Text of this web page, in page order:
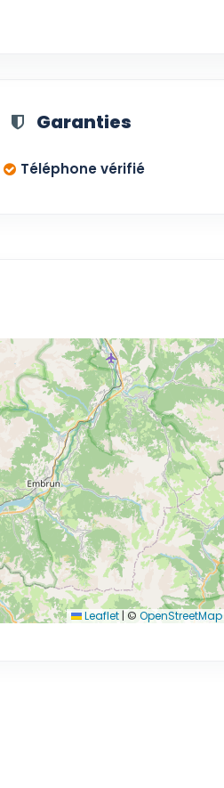
Garanties
Téléphone vérifié
Leaflet | © OpenStreetMap